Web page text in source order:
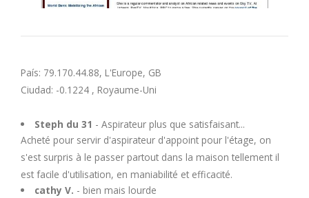
S
T
V
W
País: 79.170.44.88, L'Europe, GB
Ciudad: -0.1224 , Royaume-Uni
Steph du 31 - Aspirateur plus que satisfaisant...
Acheté pour servir d'aspirateur d'appoint pour l'étage, on
s'est surpris à le passer partout dans la maison tellement il
est facile d'utilisation, en maniabilité et efficacité.
cathy V. - bien mais lourde